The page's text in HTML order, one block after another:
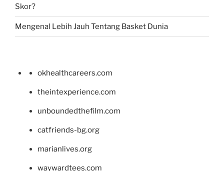
Skor?
Mengenal Lebih Jauh Tentang Basket Dunia
okhealthcareers.com
theintexperience.com
unboundedthefilm.com
catfriends-bg.org
marianlives.org
waywardtees.com